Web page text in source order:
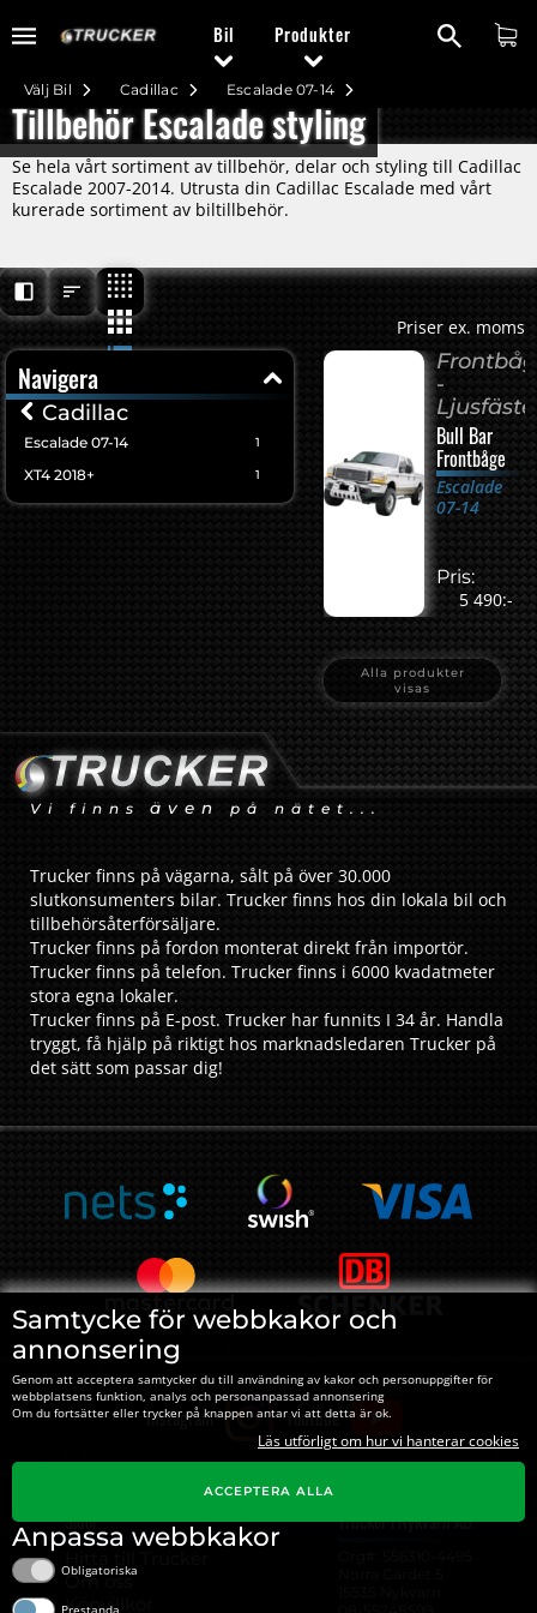
Samtycke för webbkakor och
annonsering
Genom att acceptera samtycker du till användning av kakor och personuppgifter för
webbplatsens funktion, analys och personanpassad annonsering
Om du fortsätter eller trycker på knappen antar vi att detta är ok.
Läs utförligt om hur vi hanterar cookies
ACCEPTERA ALLA
Anpassa webbkakor
Obligatoriska
Bil Produkter
Escalade 07-14
Cadillac
Välj Bil
Tillbehör Escalade styling
Se hela vårt sortiment av tillbehör, delar och styling till Cadillac
Escalade 2007-2014. Utrusta din Cadillac Escalade med vårt
kurerade sortiment av biltillbehör.
Priser ex. moms
Navigera
Cadillac
Escalade 07-14 1
XT4 2018+ 1
-
Ljusfäste
Bull Bar
Frontbåge
Escalade
07-14
Pris:
5 490:-
Alla produkter
visas
Vi finns även på nätet...
Trucker finns på vägarna, sålt på över 30.000
slutkonsumenters bilar. Trucker finns hos din lokala bil och
tillbehörsåterförsäljare.
Trucker finns på fordon monterat direkt från importör.
Trucker finns på telefon. Trucker finns i 6000 kvadatmeter
stora egna lokaler.
Trucker finns på E-post. Trucker har funnits I 34 år. Handla
tryggt, få hjälp på riktigt hos marknadsledaren Trucker på
det sätt som passar dig!
Instagram Youtube
Sidor
Om oss
Köpvillkor
Trucker i Nykvarn AB